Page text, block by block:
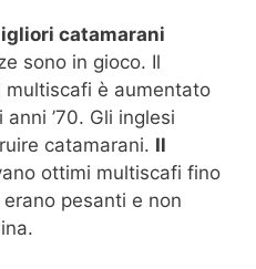
catamarani
sono in gioco. Il
è aumentato
’70. Gli inglesi
catamarani. Il
ottimi multiscafi fino
pesanti e non